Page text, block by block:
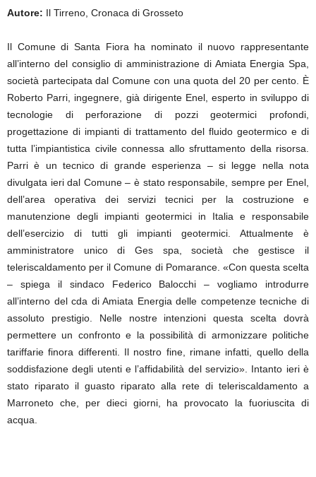
Autore: Il Tirreno, Cronaca di Grosseto
Il Comune di Santa Fiora ha nominato il nuovo rappresentante
all’interno del consiglio di amministrazione di Amiata Energia Spa,
società partecipata dal Comune con una quota del 20 per cento. È
Roberto Parri, ingegnere, già dirigente Enel, esperto in sviluppo di
tecnologie di perforazione di pozzi geotermici profondi,
progettazione di impianti di trattamento del fluido geotermico e di
tutta l’impiantistica civile connessa allo sfruttamento della risorsa.
Parri è un tecnico di grande esperienza – si legge nella nota
divulgata ieri dal Comune – è stato responsabile, sempre per Enel,
dell’area operativa dei servizi tecnici per la costruzione e
manutenzione degli impianti geotermici in Italia e responsabile
dell’esercizio di tutti gli impianti geotermici. Attualmente è
amministratore unico di Ges spa, società che gestisce il
teleriscaldamento per il Comune di Pomarance. «Con questa scelta
– spiega il sindaco Federico Balocchi – vogliamo introdurre
all’interno del cda di Amiata Energia delle competenze tecniche di
assoluto prestigio. Nelle nostre intenzioni questa scelta dovrà
permettere un confronto e la possibilità di armonizzare politiche
tariffarie finora differenti. Il nostro fine, rimane infatti, quello della
soddisfazione degli utenti e l’affidabilità del servizio». Intanto ieri è
stato riparato il guasto riparato alla rete di teleriscaldamento a
Marroneto che, per dieci giorni, ha provocato la fuoriuscita di
acqua.